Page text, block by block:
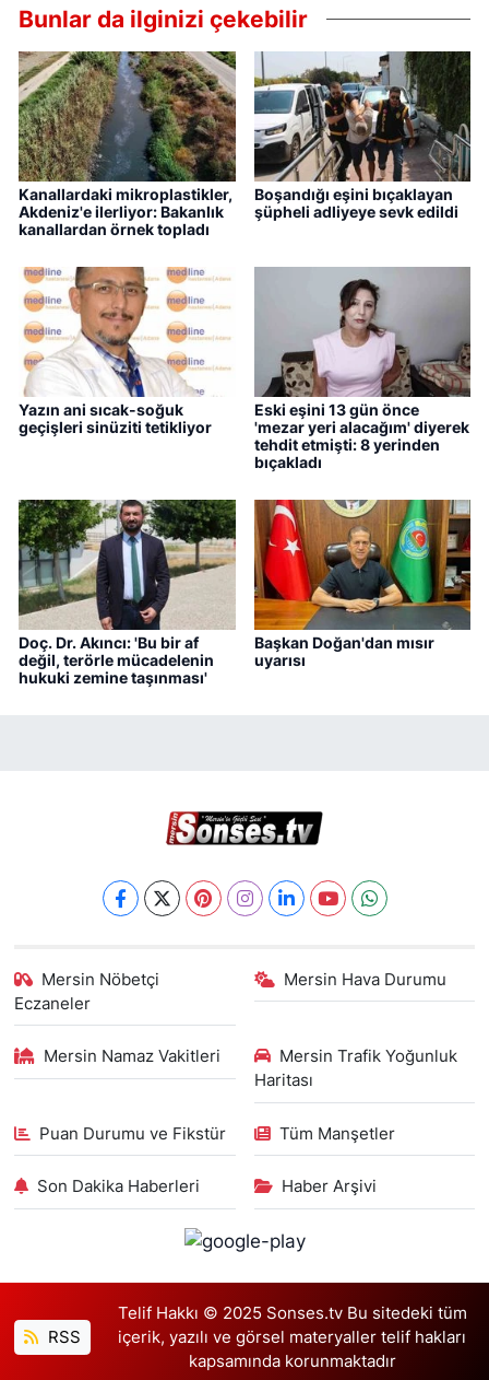
Bunlar da ilginizi çekebilir
Kanallardaki mikroplastikler,
Akdeniz'e ilerliyor: Bakanlık
kanallardan örnek topladı
Boşandığı eşini bıçaklayan
şüpheli adliyeye sevk edildi
Yazın ani sıcak-soğuk
geçişleri sinüziti tetikliyor
Eski eşini 13 gün önce
'mezar yeri alacağım' diyerek
tehdit etmişti: 8 yerinden
bıçakladı
Doç. Dr. Akıncı: 'Bu bir af
değil, terörle mücadelenin
hukuki zemine taşınması'
Başkan Doğan'dan mısır
uyarısı
Mersin Nöbetçi
Eczaneler
Mersin Hava Durumu
Mersin Namaz Vakitleri
Mersin Trafik Yoğunluk
Haritası
Puan Durumu ve Fikstür Tüm Manşetler
Son Dakika Haberleri Haber Arşivi
RSS
Telif Hakkı © 2025 Sonses.tv Bu sitedeki tüm
içerik, yazılı ve görsel materyaller telif hakları
kapsamında korunmaktadır